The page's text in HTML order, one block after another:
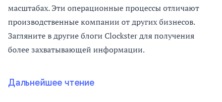
масштабах. Эти операционные процессы отличают
производственные компании от других бизнесов.
Загляните в другие блоги Clockster для получения
более захватывающей информации.
Дальнейшее чтение